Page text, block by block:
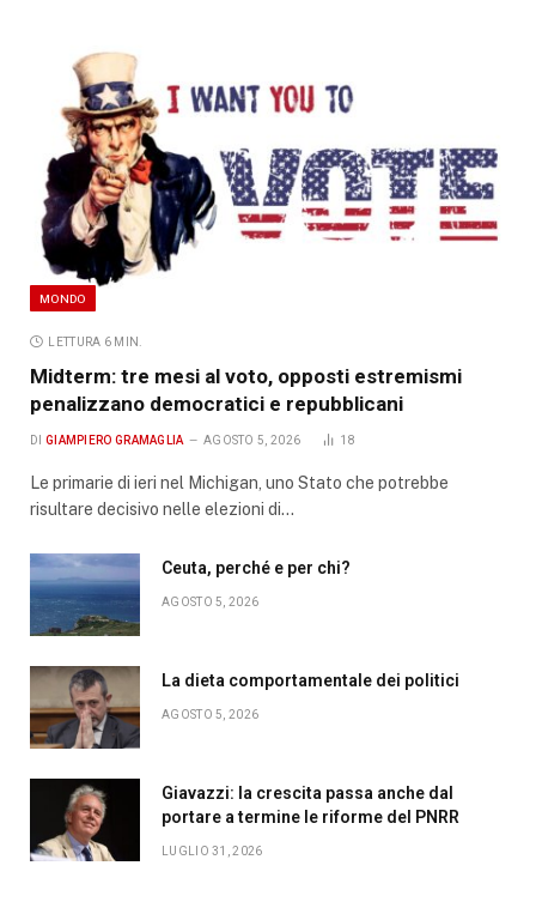
MONDO
LETTURA 6 MIN.
Midterm: tre mesi al voto, opposti estremismi
penalizzano democratici e repubblicani
DI GIAMPIERO GRAMAGLIA AGOSTO 5, 2026 18
Le primarie di ieri nel Michigan, uno Stato che potrebbe
risultare decisivo nelle elezioni di…
Ceuta, perché e per chi?
AGOSTO 5, 2026
La dieta comportamentale dei politici
AGOSTO 5, 2026
Giavazzi: la crescita passa anche dal
portare a termine le riforme del PNRR
LUGLIO 31, 2026